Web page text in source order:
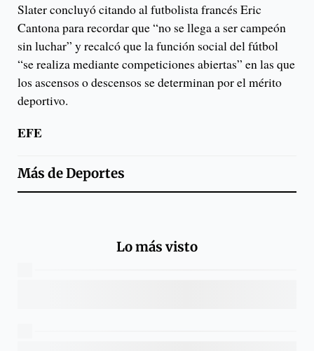
Slater concluyó citando al futbolista francés Eric
Cantona para recordar que “no se llega a ser campeón
sin luchar” y recalcó que la función social del fútbol
“se realiza mediante competiciones abiertas” en las que
los ascensos o descensos se determinan por el mérito
deportivo.
EFE
Más deDeportes
Lo más visto